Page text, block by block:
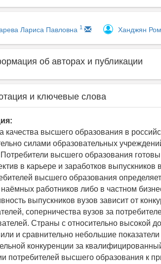
Лариса Павловна 1 Ханджян
об авторах и публикации
и ключевые слова
качества высшего образования в
силами образовательных
высшего образования
в карьере и заработков выпускников
высшего образования
наёмных работников либо в частном
выпускников вузов зависит от
соперничества вузов за
Страны с относительно высокой
и сравнительно небольшие
конкуренции за
потребителей высшего образования к